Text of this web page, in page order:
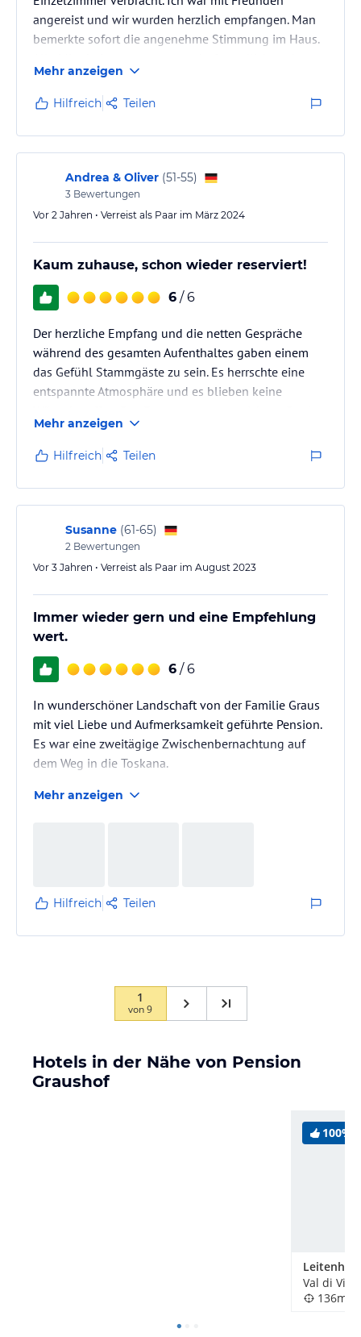
angereist und wir wurden herzlich empfangen. Man
bemerkte sofort die angenehme Stimmung im Haus.
hilfsbereit. Das herrliche Frühstücksbuffet und das
reichhaltige köstliche Abendessen hat uns begeistert.
Mehr anzeigen
Hilfreich Teilen
Andrea & Oliver (51-55)
3 Bewertungen
Vor 2 Jahren • Verreist als Paar im März 2024
Kaum zuhause, schon wieder reserviert!
6 / 6
Der herzliche Empfang und die netten Gespräche
während des gesamten Aufenthaltes gaben einem
das Gefühl Stammgäste zu sein. Es herrschte eine
entspannte Atmosphäre und es blieben keine
liebes Graushof-Team.
Mehr anzeigen
Hilfreich Teilen
Susanne (61-65)
2 Bewertungen
Vor 3 Jahren • Verreist als Paar im August 2023
Immer wieder gern und eine Empfehlung
wert.
6 / 6
In wunderschöner Landschaft von der Familie Graus
mit viel Liebe und Aufmerksamkeit geführte Pension.
Es war eine zweitägige Zwischenbernachtung auf
dem Weg in die Toskana.
Mehr anzeigen
Hilfreich Teilen
1
von9
Hotels in der Nähe von Pension
Graushof
100%
Leitenhof
Val di
136m